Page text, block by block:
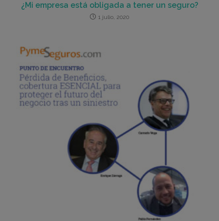
¿Mi empresa está obligada a tener un seguro?
1 julio, 2020